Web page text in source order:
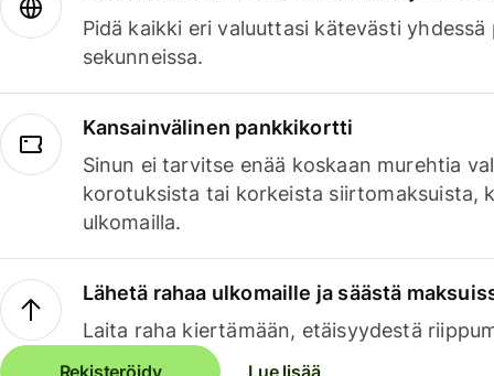
Pidä kaikki eri valuuttasi kätevästi yhdessä
sekunneissa.
Kansainvälinen pankkikortti
Sinun ei tarvitse enää koskaan murehtia
korotuksista tai korkeista siirtomaksuista,
ulkomailla.
Lähetä rahaa ulkomaille ja säästä
Laita raha kiertämään, etäisyydestä